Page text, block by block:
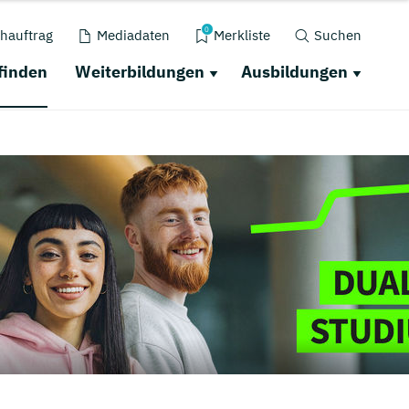
Mediadaten 0 Merkliste Suchen
Weiterbildungen Ausbildungen